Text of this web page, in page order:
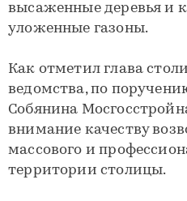
высаженные деревья и
уложенные газоны.
Как отметил глава
ведомства, по
Собянина
внимание качеству
массового и
территории столицы.